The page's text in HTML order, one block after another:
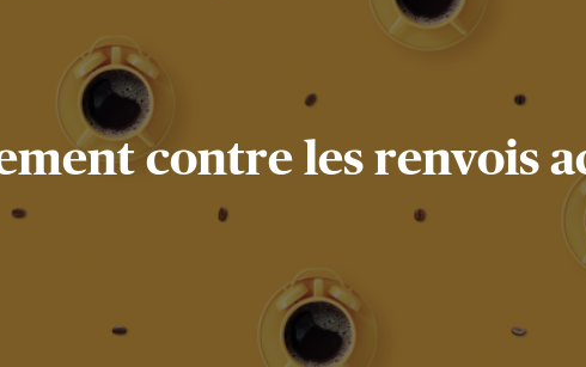
contre les renvois